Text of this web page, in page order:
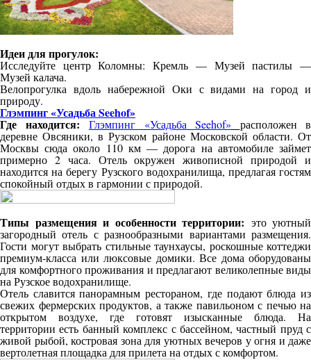
Идеи для прогулок:
Исследуйте центр Коломны: Кремль — Музей пастилы —
Музей калача.
Велопрогулка вдоль набережной Оки с видами на город и
природу.
Глэмпинг «Усадьба Seehof»
Где находится: Глэмпинг «Усадьба Seehof»
расположен в
деревне Овсяники, в Рузском районе Московской области. От
Москвы сюда около 110 км — дорога на автомобиле займет
примерно 2 часа. Отель окружен живописной природой и
находится на берегу Рузского водохранилища, предлагая гостям
спокойный отдых в гармонии с природой.
Типы размещения и особенности территории: это уютный
загородный отель с разнообразными вариантами размещения.
Гости могут выбрать стильные таунхаусы, роскошные коттеджи
премиум-класса или люксовые домики. Все дома оборудованы
для комфортного проживания и предлагают великолепные виды
на Рузское водохранилище.
Отель славится панорамным рестораном, где подают блюда из
свежих фермерских продуктов, а также павильоном с печью на
открытом воздухе, где готовят изысканные блюда. На
территории есть банный комплекс с бассейном, частный пруд с
живой рыбой, костровая зона для уютных вечеров у огня и даже
вертолетная площадка для прилета на отдых с комфортом.